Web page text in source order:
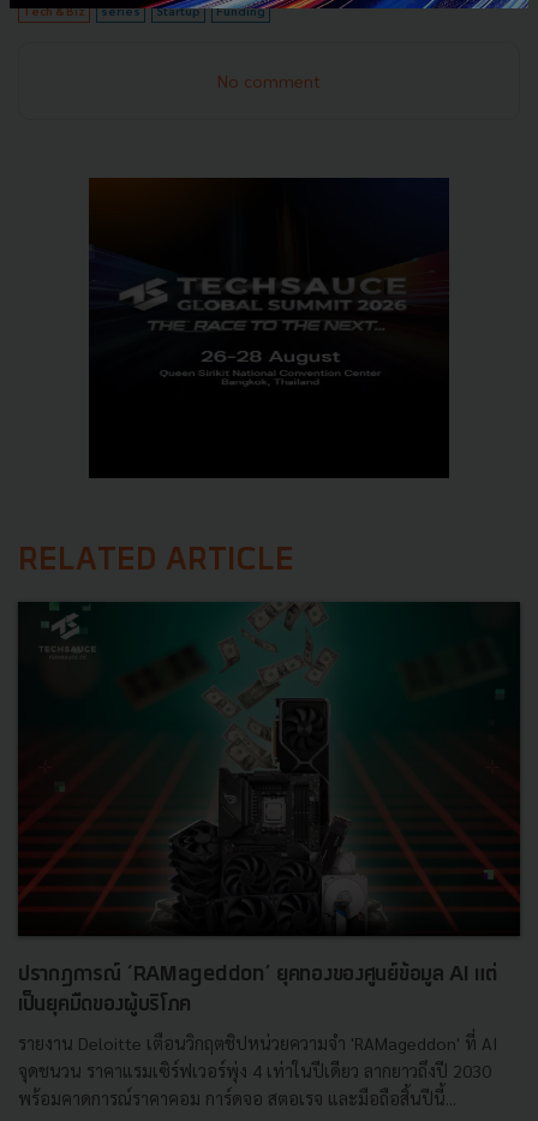
Tech & Biz series Startup Funding
No comment
RELATED ARTICLE
ปรากฏการณ์ ‘RAMageddon’ ยุคทองของศูนย์ข้อมูล AI แต่
เป็นยุคมืดของผู้บริโภค
รายงาน Deloitte เตือนวิกฤตชิปหน่วยความจำ 'RAMageddon' ที่ AI
จุดชนวน ราคาแรมเซิร์ฟเวอร์พุ่ง 4 เท่าในปีเดียว ลากยาวถึงปี 2030
พร้อมคาดการณ์ราคาคอม การ์ดจอ สตอเรจ และมือถือสิ้นปีนี้...